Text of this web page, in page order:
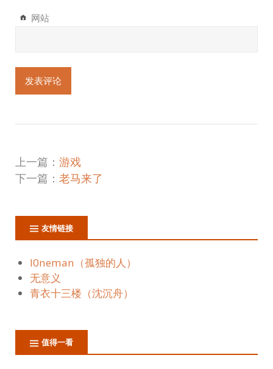
网站
上一篇： 游戏
下一篇： 老马来了
友情链接
l0neman（孤独的人）
无意义
青衣十三楼（沈沉舟）
值得一看